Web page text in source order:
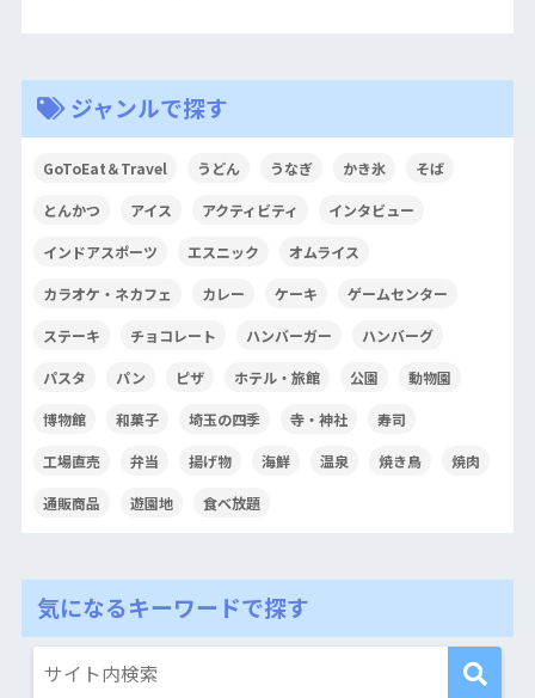
ジャンルで探す
GoToEat＆Travel うどん うなぎ かき氷 そば
とんかつ アイス アクティビティ インタビュー
インドアスポーツ エスニック オムライス
カラオケ・ネカフェ カレー ケーキ ゲームセンター
ステーキ チョコレート ハンバーガー ハンバーグ
パスタ パン ピザ ホテル・旅館 公園 動物園
博物館 和菓子 埼玉の四季 寺・神社 寿司
工場直売 弁当 揚げ物 海鮮 温泉 焼き鳥 焼肉
通販商品 遊園地 食べ放題
気になるキーワードで探す